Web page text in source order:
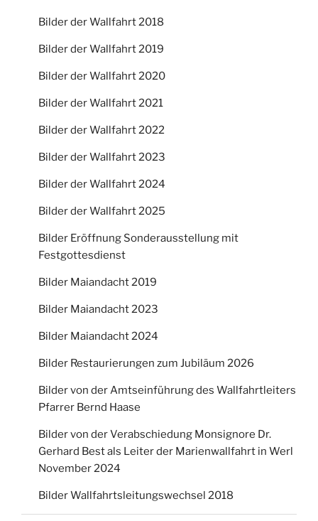
Bilder der Wallfahrt 2018
Bilder der Wallfahrt 2019
Bilder der Wallfahrt 2020
Bilder der Wallfahrt 2021
Bilder der Wallfahrt 2022
Bilder der Wallfahrt 2023
Bilder der Wallfahrt 2024
Bilder der Wallfahrt 2025
Bilder Eröffnung Sonderausstellung mit
Festgottesdienst
Bilder Maiandacht 2019
Bilder Maiandacht 2023
Bilder Maiandacht 2024
Bilder Restaurierungen zum Jubiläum 2026
Bilder von der Amtseinführung des Wallfahrtleiters
Pfarrer Bernd Haase
Bilder von der Verabschiedung Monsignore Dr.
Gerhard Best als Leiter der Marienwallfahrt in Werl
November 2024
Bilder Wallfahrtsleitungswechsel 2018